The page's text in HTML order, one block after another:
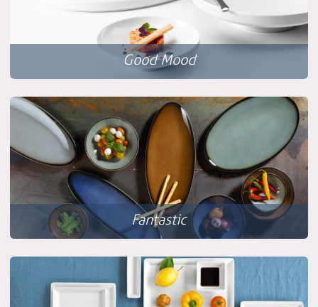
Good Mood
Fantastic